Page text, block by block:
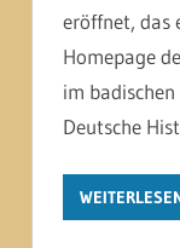
eröffnet, das
Homepage
im
Deutsche